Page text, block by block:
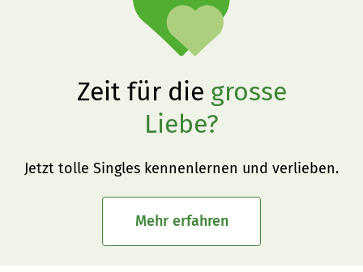
Zeit für die grosse
Liebe?
Jetzt tolle Singles kennenlernen und verlieben.
Mehr erfahren